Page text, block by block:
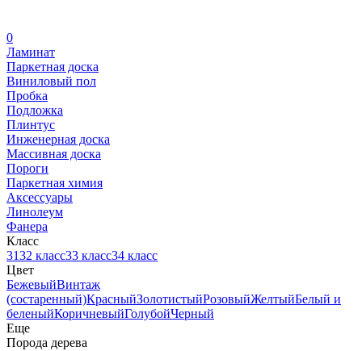
0
Ламинат
Паркетная доска
Виниловый пол
Пробка
Подложка
Плинтус
Инженерная доска
Массивная доска
Пороги
Паркетная химия
Аксессуары
Линолеум
Фанера
Класс
3132 класс33 класс34 класс
Цвет
БежевыйВинтаж
(состаренный)КрасныйЗолотистыйРозовыйЖелтыйБелый и
беленыйКоричневыйГолубойЧерный
Еще
Порода дерева